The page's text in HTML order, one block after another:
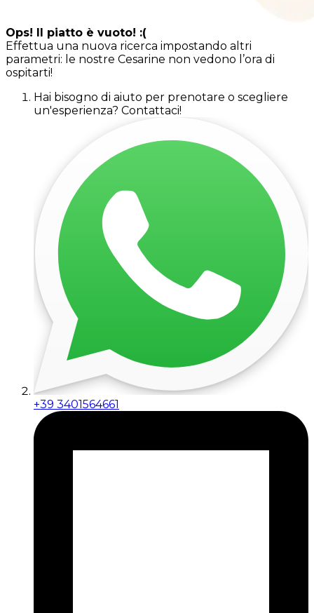
Ops! Il piatto è vuoto! :(
Effettua una nuova ricerca impostando altri
parametri: le nostre Cesarine non vedono l’ora di
ospitarti!
Hai bisogno di aiuto per prenotare o scegliere
un'esperienza? Contattaci!
+39 3401564661